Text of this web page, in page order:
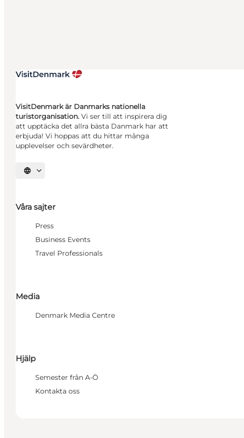
VisitDenmark är Danmarks nationella
turistorganisation. Vi ser till att inspirera dig
att upptäcka det allra bästa Danmark har att
erbjuda! Vi hoppas att du hittar många
upplevelser och sevärdheter.
Välj språk
Våra sajter
Press
Business Events
Travel Professionals
Media
Denmark Media Centre
Hjälp
Semester från A-Ö
Kontakta oss